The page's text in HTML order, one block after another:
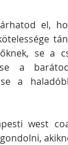
el,
se a
se a
a
west